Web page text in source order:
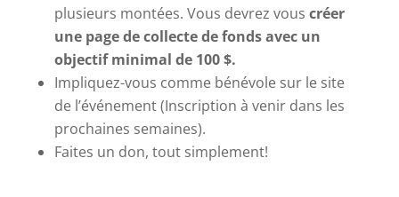
plusieurs montées. Vous devrez vous créer
une page de collecte de fonds avec un
objectif minimal de 100 $.
Impliquez-vous comme bénévole sur le site
de l’événement (Inscription à venir dans les
prochaines semaines).
Faites un don, tout simplement!